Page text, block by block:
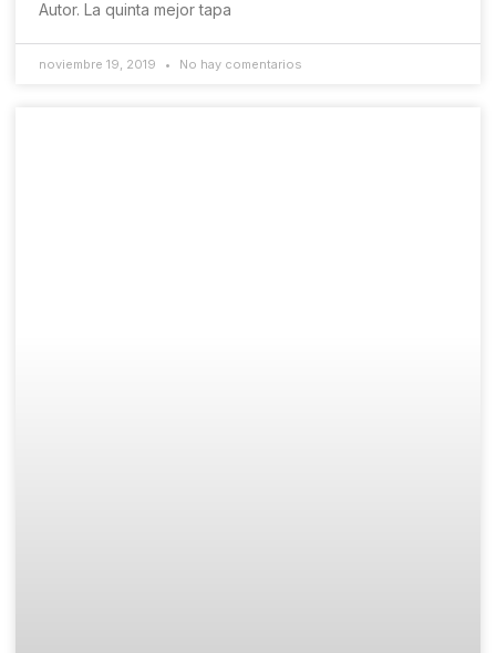
Autor. La quinta mejor tapa
noviembre 19, 2019 No hay comentarios